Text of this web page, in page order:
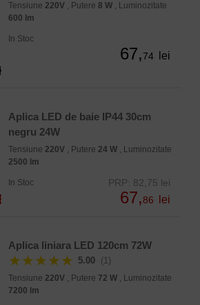
Tensiune 220V , Putere 8 W , Luminozitate
600 lm
In Stoc
67,74 lei
Aplica LED de baie IP44 30cm
negru 24W
Tensiune 220V , Putere 24 W , Luminozitate
2500 lm
In Stoc PRP: 82,75 lei
67,86 lei
Aplica liniara LED 120cm 72W
★★★★★ 5.00 (1)
Tensiune 220V , Putere 72 W , Luminozitate
7200 lm